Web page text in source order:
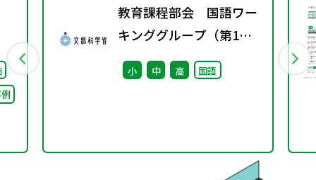
教育課程部会 国語ワー
キンググループ（第1
回） 配付資料
小 中 高 国語